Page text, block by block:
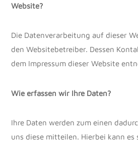
Website?
Die Datenverarbeitung auf dieser
den Websitebetreiber. Dessen
dem Impressum dieser Website
Wie erfassen wir Ihre Daten?
Ihre Daten werden zum einen
uns diese mitteilen. Hierbei kann es